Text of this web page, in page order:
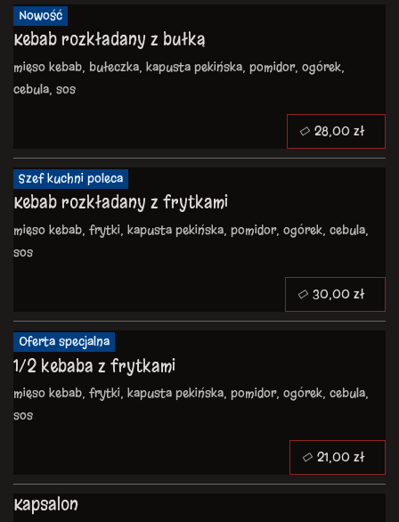
Nowość
Kebab rozkładany z bułką
mięso kebab, bułeczka, kapusta pekińska, pomidor, ogórek,
cebula, sos
Szef kuchni poleca
Kebab rozkładany z frytkami
mięso kebab, frytki, kapusta pekińska, pomidor, ogórek, cebula,
sos
Oferta specjalna
1/2 kebaba z frytkami
mięso kebab, frytki, kapusta pekińska, pomidor, ogórek, cebula,
sos
Kapsalon